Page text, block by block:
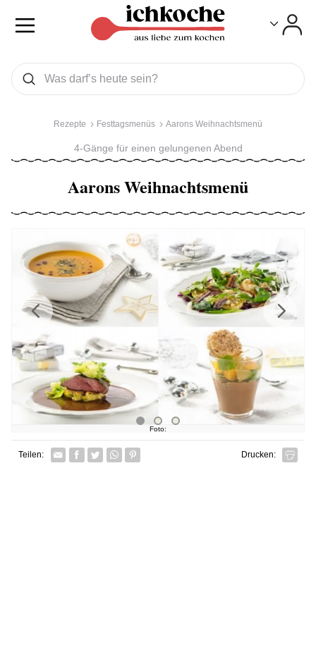
Was wollen Sie suchen
Suchen
Rezepte Festtagsmenüs Aarons Weihnachtsmenü
4-Gänge für einen gelungenen Abend
Aarons Weihnachtsmenü
Foto:
Next
Previous
Teilen: Facebook
TwitterWhatsapp senden
Pin it Drucken: